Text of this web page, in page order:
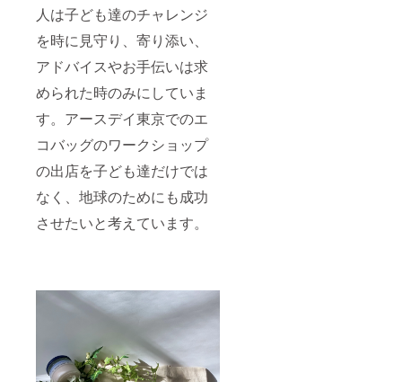
人は子ども達のチャレンジ
を時に見守り、寄り添い、
アドバイスやお手伝いは求
められた時のみにしていま
す。アースデイ東京でのエ
コバッグのワークショップ
の出店を子ども達だけでは
なく、地球のためにも成功
させたいと考えています。